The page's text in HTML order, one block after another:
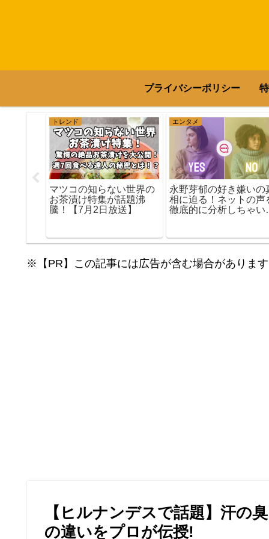
プライバシーポリシー
トレンド
マツコの知らない世界の
お茶漬け特集が話題沸
騰！【7月2日放送】
エンタメ
永野芽郁の好き嫌いの
相に迫る！ネットの声
徹底的に分析しちゃい
※【PR】この記事には広告が含む場合がありま
【ヒルナンデスで話題】汗の
の違いをプロが伝授!